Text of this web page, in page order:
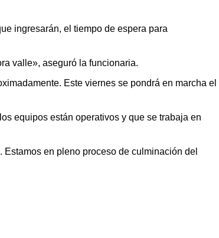
ingresarán, el tiempo de espera para
valle», aseguró la funcionaria.
Este viernes se pondrá en marcha el
equipos están operativos y que se trabaja en
Estamos en pleno proceso de culminación del